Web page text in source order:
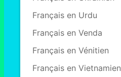
Français en Urdu
Français en Venda
Français en Vénitien
Français en Vietnamien